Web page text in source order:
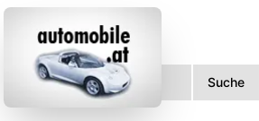
Suche